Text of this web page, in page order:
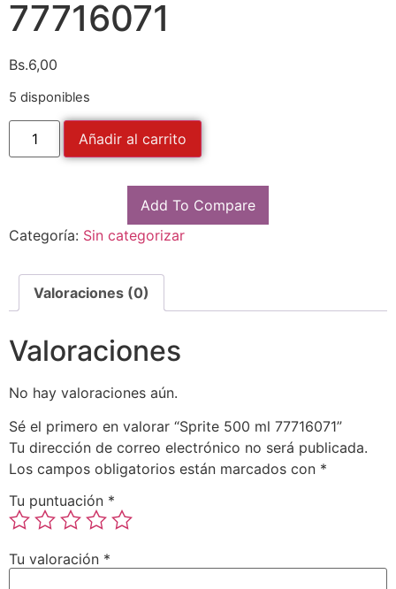
77716071
Bs.6,00
5 disponibles
Añadir al carrito
Add To Compare
Categoría: Sin categorizar
Valoraciones (0)
Valoraciones
No hay valoraciones aún.
Sé el primero en valorar “Sprite 500 ml 77716071”
Tu dirección de correo electrónico no será publicada.
Los campos obligatorios están marcados con *
Tu puntuación *
Tu valoración *